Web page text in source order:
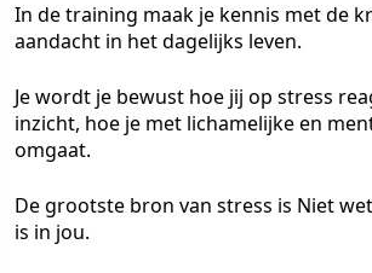
In de training maak je kennis met de
aandacht in het dagelijks leven.
Je wordt je bewust hoe jij op stress
inzicht, hoe je met lichamelijke en
omgaat.
De grootste bron van stress is Niet
is in jou.